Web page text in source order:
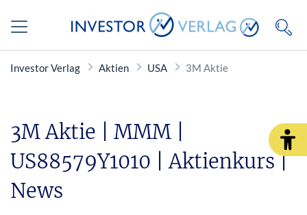
Investor Verlag Aktien USA 3M Aktie
3M Aktie | MMM |
US88579Y1010 | Aktienkurs |
News